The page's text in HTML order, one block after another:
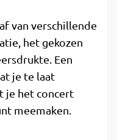
van verschillende
het gekozen
Een
je te laat
je het concert
meemaken.